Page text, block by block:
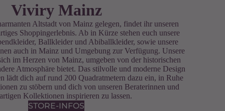
Viviry Mainz
Altstadt von Mainz gelegen, findet ihr unseren
Shoppingerlebnis. Ab in Kürze stehen euch unsere
Ballkleider und Abiballkleider, sowie unsere
auch in Mainz und Umgebung zur Verfügung. Unsere
im Herzen von Mainz, umgeben von der historischen
Atmosphäre bietet. Das stilvolle und moderne Design
lädt dich auf rund 200 Quadratmetern dazu ein, in Ruhe
zu stöbern und dich von unseren Beraterinnen und
Kollektionen inspirieren zu lassen.
STORE-INFOS